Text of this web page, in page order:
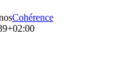
Cohérence